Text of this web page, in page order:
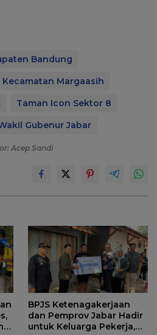
Bandung
Kecamatan Margaasih
Taman Icon Sektor 8
Gubenur Jabar
Acep Sandi
BPJS Ketenagakerjaan
dan Pemprov Jabar Hadir
untuk Keluarga Pekerja,